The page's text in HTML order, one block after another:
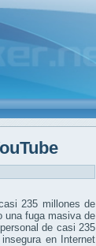
235 millones de
una fuga masiva de
de casi 235
en Internet